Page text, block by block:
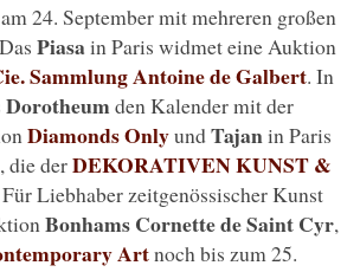
24. September mit mehreren großen
Piasain Paris widmet eine Auktion
Sammlung Antoine de Galbert. In
Dorotheumden Kalender mit der
Diamonds OnlyundTajanin Paris
die derDEKORATIVEN KUNST &
Liebhaber zeitgenössischer Kunst
Bonhams Cornette de Saint Cyr,
Artnoch bis zum 25.